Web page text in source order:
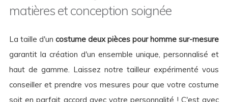
matières et conception soignée
La taille d'un costume deux pièces pour homme sur-mesure
garantit la création d'un ensemble unique, personnalisé et
haut de gamme. Laissez notre tailleur expérimenté vous
conseiller et prendre vos mesures pour que votre costume
soit en parfait accord avec votre personnalité ! C'est avec